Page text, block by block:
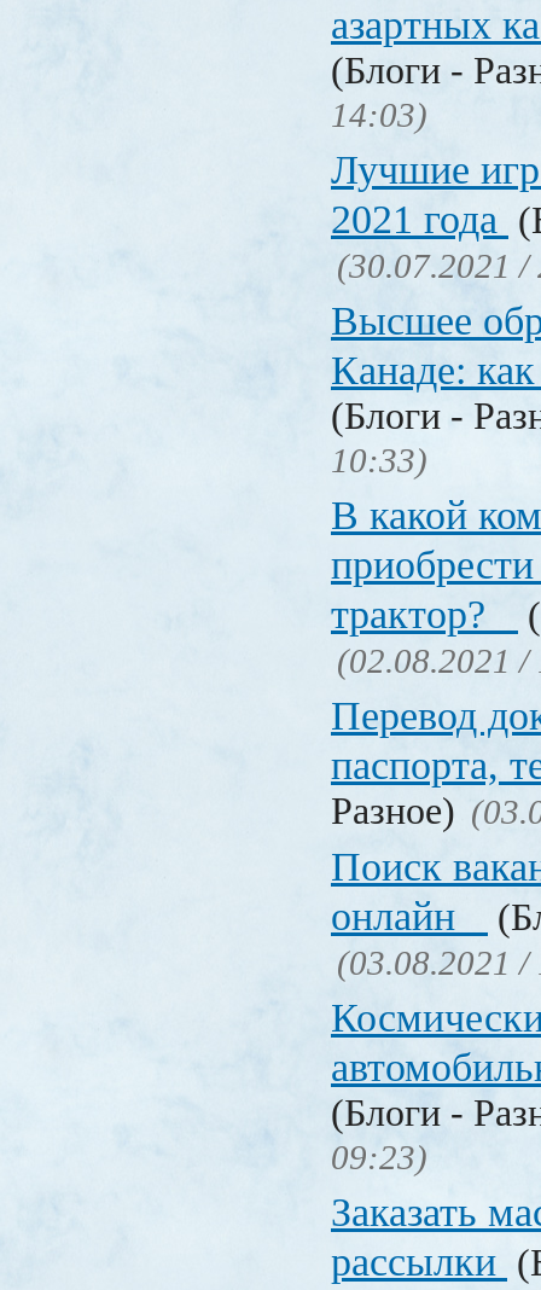
азартных
(Блоги -
14:03)
Лучшие
2021 года
(30.07.2021 /
Высшее
Канаде:
(Блоги -
10:33)
В какой
трактор?
(02.08.2021 /
Перевод
паспорта,
Разное)
Поиск
онлайн
(03.08.2021 /
(Блоги -
09:23)
Заказать
рассылки